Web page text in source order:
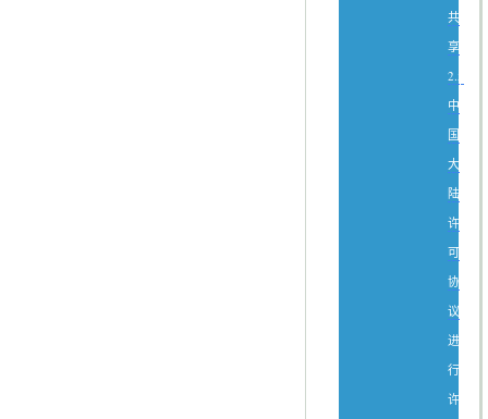
共
享
2.5
中
国
大
陆
许
可
协
议
进
行
许